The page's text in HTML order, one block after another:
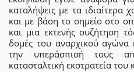
καταλήψεις με τα ιδιαίτερα
και με βάση το σημείο στο
και μια εκτενής συζήτηση
δομές του αναρχικού αγώνα
την υπεράσπισή τους
κατασταλτική εκστρατεία του